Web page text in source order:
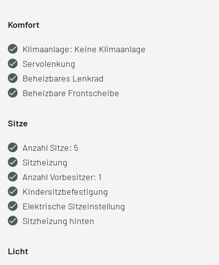
Komfort
Klimaanlage: Keine Klimaanlage
Servolenkung
Beheizbares Lenkrad
Beheizbare Frontscheibe
Sitze
Anzahl Sitze: 5
Sitzheizung
Anzahl Vorbesitzer: 1
Kindersitzbefestigung
Elektrische Sitzeinstellung
Sitzheizung hinten
Licht